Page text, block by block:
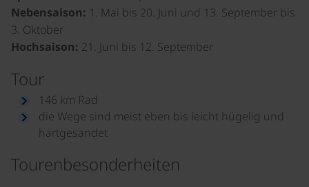
Nebensaison: 1. Mai bis 20. Juni und 13. September bis
3. Oktober
Hochsaison: 21. Juni bis 12. September
Tour
146 km Rad
die Wege sind meist eben bis leicht hügelig und
hartgesandet
Tourenbesonderheiten